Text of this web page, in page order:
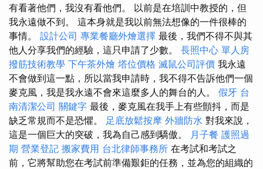
有看著他們，我沒有看他們。 以前是在培訓中教授的，但
我永遠做不到。 這本身就是我以前無法想像的一件很棒的
事情。 設計公司 專業餐廳外燴選擇 最後，我們不得不與其
他人分享我們的經驗，這只申請了少數。 長照中心 單人房
撥筋技術教學 下午茶外燴 塔位價格 滅鼠公司評價 我永遠
不會做到這一點，所以當我申請時，我不得不告訴他們一個
麥克風，我是我永遠不會來這麼多人的舞台的人。 假牙 台
南清潔公司 關鍵字 最後，麥克風在我手上有些顫抖，而是
缺乏常規而不是恐懼。 足底放鬆按摩 外牆防水 對我來說，
這是一個巨大的突破，我為自己感到驕傲。 月子餐 護照過
期 營業登記 搬家費用 台北律師事務所 在考試和考試之
前，它將幫助您在考試前準備艱鉅的任務，並為您的組織的